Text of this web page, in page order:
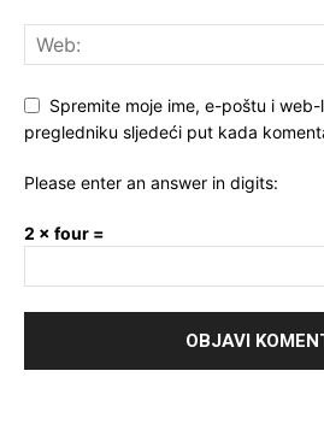
Spremite moje ime, e-poštu i
pregledniku sljedeći put kada
Please enter an answer in digits:
2 × four =